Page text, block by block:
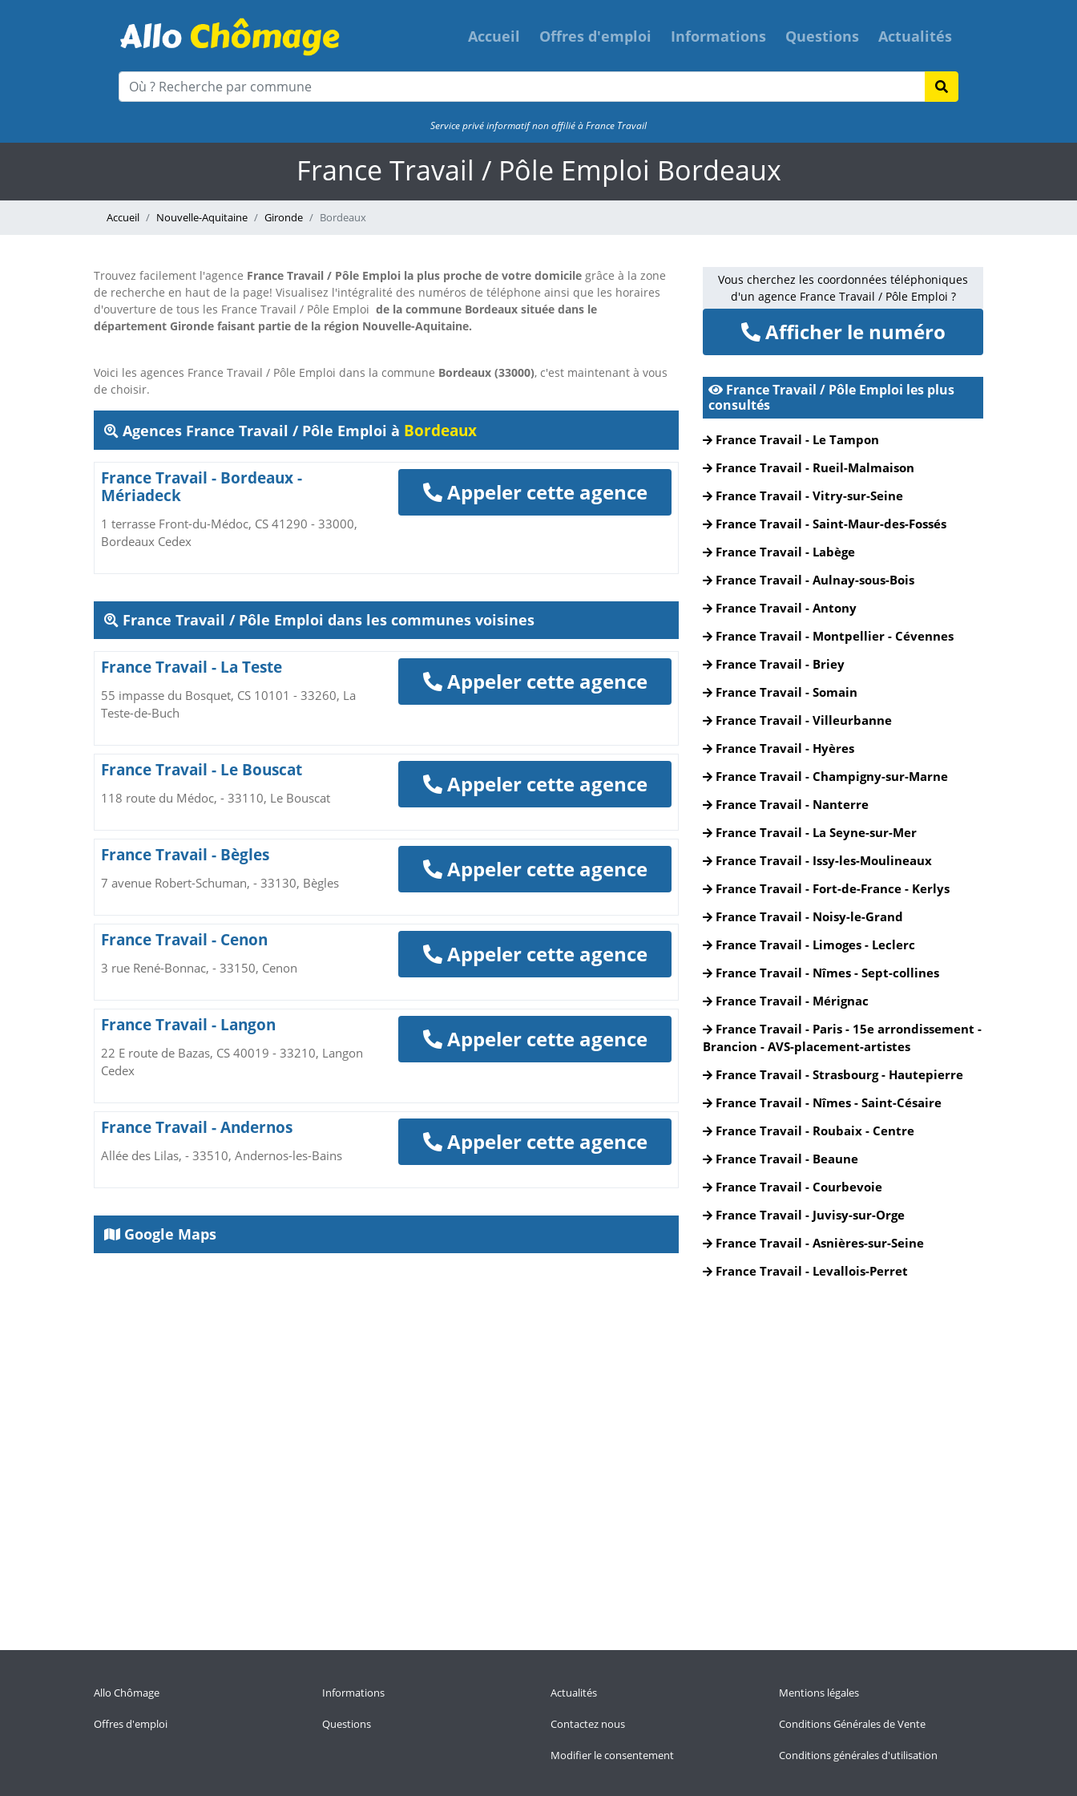
Accueil Offres d'emploi Informations Questions Actualités
Service privé informatif non affilié à France Travail
France Travail / Pôle Emploi Bordeaux
Accueil Nouvelle-Aquitaine Gironde Bordeaux
Trouvez facilement l'agence France Travail / Pôle Emploi la plus proche de votre domicile grâce à la zone
de recherche en haut de la page! Visualisez l'intégralité des numéros de téléphone ainsi que les horaires
d'ouverture de tous les France Travail / Pôle Emploi de la commune Bordeaux située dans le
département Gironde faisant partie de la région Nouvelle-Aquitaine.
Voici les agences France Travail / Pôle Emploi dans la commune Bordeaux (33000), c'est maintenant à vous
de choisir.
Agences France Travail / Pôle Emploi à Bordeaux
France Travail - Bordeaux -
Mériadeck
1 terrasse Front-du-Médoc, CS 41290 - 33000,
Bordeaux Cedex
Appeler cette agence
France Travail / Pôle Emploi dans les communes voisines
France Travail - La Teste
55 impasse du Bosquet, CS 10101 - 33260, La
Teste-de-Buch
Appeler cette agence
France Travail - Le Bouscat
118 route du Médoc, - 33110, Le Bouscat
Appeler cette agence
France Travail - Bègles
7 avenue Robert-Schuman, - 33130, Bègles
Appeler cette agence
France Travail - Cenon
3 rue René-Bonnac, - 33150, Cenon
Appeler cette agence
France Travail - Langon
22 E route de Bazas, CS 40019 - 33210, Langon
Cedex
Appeler cette agence
France Travail - Andernos
Allée des Lilas, - 33510, Andernos-les-Bains
Appeler cette agence
Google Maps
Vous cherchez les coordonnées téléphoniques
d'un agence France Travail / Pôle Emploi ?
Afficher le numéro
France Travail / Pôle Emploi les plus
consultés
France Travail - Le Tampon
France Travail - Rueil-Malmaison
France Travail - Vitry-sur-Seine
France Travail - Saint-Maur-des-Fossés
France Travail - Labège
France Travail - Aulnay-sous-Bois
France Travail - Antony
France Travail - Montpellier - Cévennes
France Travail - Briey
France Travail - Somain
France Travail - Villeurbanne
France Travail - Hyères
France Travail - Champigny-sur-Marne
France Travail - Nanterre
France Travail - La Seyne-sur-Mer
France Travail - Issy-les-Moulineaux
France Travail - Fort-de-France - Kerlys
France Travail - Noisy-le-Grand
France Travail - Limoges - Leclerc
France Travail - Nîmes - Sept-collines
France Travail - Mérignac
France Travail - Paris - 15e arrondissement -
Brancion - AVS-placement-artistes
France Travail - Strasbourg - Hautepierre
France Travail - Nîmes - Saint-Césaire
France Travail - Roubaix - Centre
France Travail - Beaune
France Travail - Courbevoie
France Travail - Juvisy-sur-Orge
France Travail - Asnières-sur-Seine
France Travail - Levallois-Perret
Allo Chômage
Offres d'emploi
Informations
Questions
Actualités
Contactez nous
Modifier le consentement
Mentions légales
Conditions Générales de Vente
Conditions générales d'utilisation